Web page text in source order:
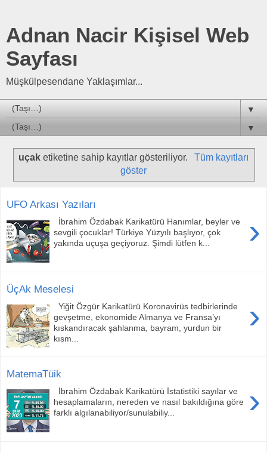
Adnan Nacir Kişisel Web
Sayfası
Müşkülpesendane Yaklaşımlar...
▼
▼
uçak etiketine sahip kayıtlar gösteriliyor.
Tüm kayıtları
göster
UFO Arkası Yazıları
›
İbrahim Özdabak Karikatürü Hanımlar, beyler ve
sevgili çocuklar! Türkiye Yüzyılı başlıyor, çok
yakında uçuşa geçiyoruz. Şimdi lütfen k...
ÜçAk Meselesi
›
Yiğit Özgür Karikatürü Koronavirüs tedbirlerinde
gevşetme, ekonomide Almanya ve Fransa’yı
kıskandıracak şahlanma, bayram, yurdun bir
kısm...
MatemaTüik
›
İbrahim Özdabak Karikatürü İstatistiki sayılar ve
hesaplamaların, nereden ve nasıl bakıldığına göre
farklı algılanabiliyor/sunulabiliy...